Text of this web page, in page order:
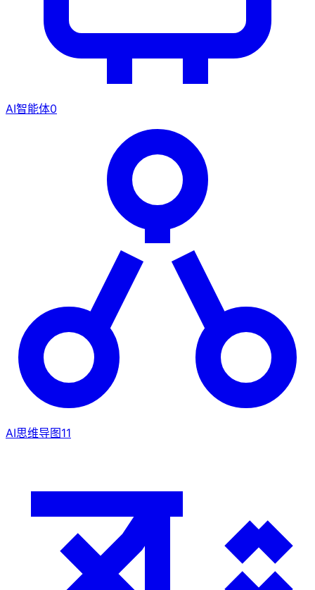
AI智能体0
AI思维导图11